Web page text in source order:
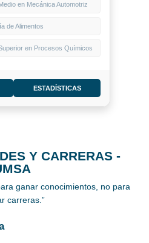
en Mecánica Automotriz
de Alimentos
en Procesos Químicos
ESTADÍSTICAS
Y CARRERAS -
ganar conocimientos, no para
carreras.”